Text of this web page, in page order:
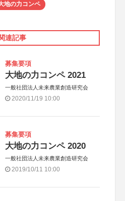
地の力コンペ
連記事
募集要項
大地の力コンペ 2021
一般社団法人未来農業創造研究会
2020/11/19 10:00
募集要項
大地の力コンペ 2020
一般社団法人未来農業創造研究会
2019/10/11 10:00